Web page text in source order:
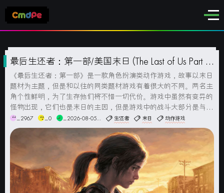
最后生还者：第一部/美国末日 (The Last of Us Part I)
简体中文版
《最后生还者：第一部》是一款角色扮演类动作游戏，故事以末日
题材为主题，但是和以往的同类题材游戏有着很大的不同。两名主
角个性鲜明，为了生存他们将不惜一切代价。游戏中虽然有变异的
怪物出现，它们也是末日的主因，但是游戏中的战斗大部分是与人
类展开的。游戏截图系统要求最低配置：操作系统：Windows 10
1909 或更高版本（64位）处理器：AMD锐龙5 1500...
_2967 _0 _2026-08-05... 生还者 末日 动作游戏